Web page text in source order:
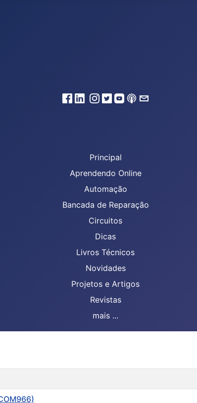
Principal
Aprendendo Online
Automação
Bancada de Reparação
Circuitos
Dicas
Livros Técnicos
Novidades
Projetos e Artigos
Revistas
mais ...